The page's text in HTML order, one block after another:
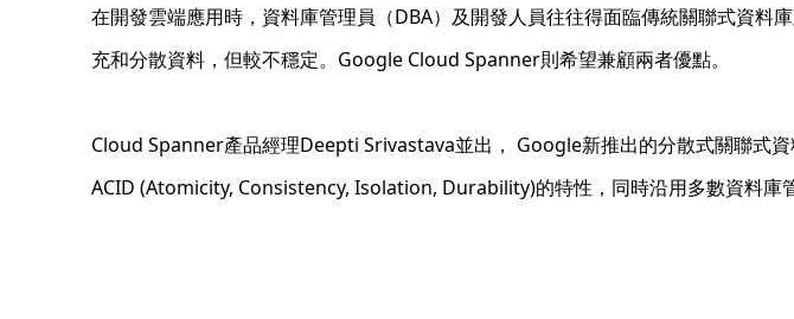
在開發雲端應用時，資料庫管理員（DBA）及開發人員往往得面臨傳統關聯式資
充和分散資料，但較不穩定。Google Cloud Spanner則希望兼顧兩者優點。
Cloud Spanner產品經理Deepti Srivastava並出， Google新推出的分散式關聯式
ACID (Atomicity, Consistency, Isolation, Durability)的特性，同時沿用多數資料庫管